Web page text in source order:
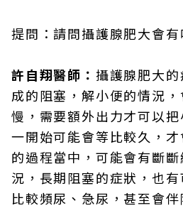
提問：請問攝護腺肥大會有
許自翔醫師： 攝護腺肥大
成的阻塞，解小便的情況
慢，需要額外出力才可以
一開始可能會等比較久，
的過程當中，可能會有斷
況，長期阻塞的症狀，也
比較頻尿、急尿，甚至會